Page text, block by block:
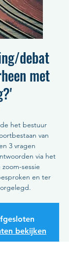
debat
met
het bestuur
van
3 vragen
via het
sessie
en ter
bekijken